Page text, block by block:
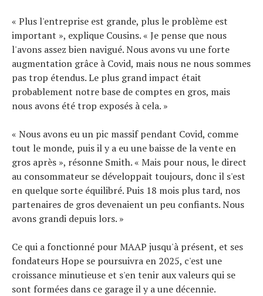
« Plus l'entreprise est grande, plus le problème est
important », explique Cousins. « Je pense que nous
l'avons assez bien navigué. Nous avons vu une forte
augmentation grâce à Covid, mais nous ne nous sommes
pas trop étendus. Le plus grand impact était
probablement notre base de comptes en gros, mais
nous avons été trop exposés à cela. »
« Nous avons eu un pic massif pendant Covid, comme
tout le monde, puis il y a eu une baisse de la vente en
gros après », résonne Smith. « Mais pour nous, le direct
au consommateur se développait toujours, donc il s'est
en quelque sorte équilibré. Puis 18 mois plus tard, nos
partenaires de gros devenaient un peu confiants. Nous
avons grandi depuis lors. »
Ce qui a fonctionné pour MAAP jusqu'à présent, et ses
fondateurs Hope se poursuivra en 2025, c'est une
croissance minutieuse et s'en tenir aux valeurs qui se
sont formées dans ce garage il y a une décennie.